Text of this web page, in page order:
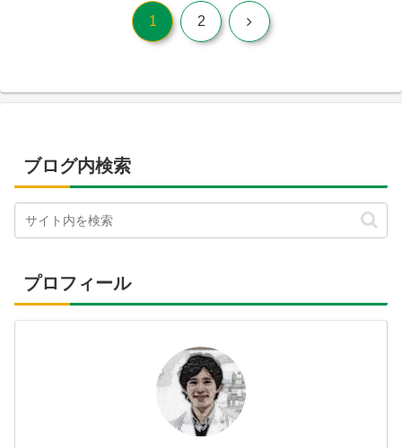
1 2 次
ブログ内検索
プロフィール